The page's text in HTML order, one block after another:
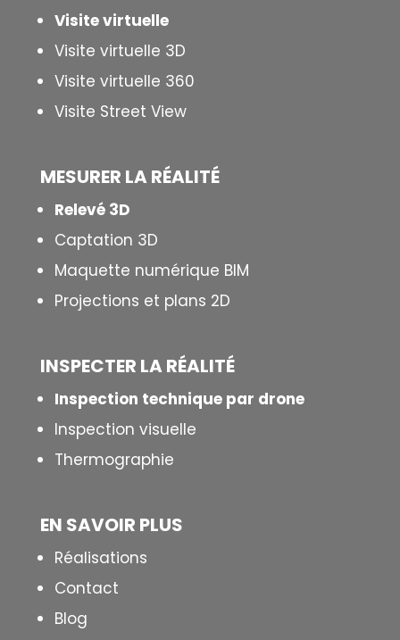
Visite virtuelle
Visite virtuelle 3D
Visite virtuelle 360
Visite Street View
MESURER LARÉALITÉ
Relevé 3D
Captation 3D
Maquette numérique BIM
Projections et plans 2D
INSPECTER LA RÉALITÉ
Inspection technique par drone
Inspection visuelle
Thermographie
EN SAVOIR PLUS
Réalisations
Contact
Blog